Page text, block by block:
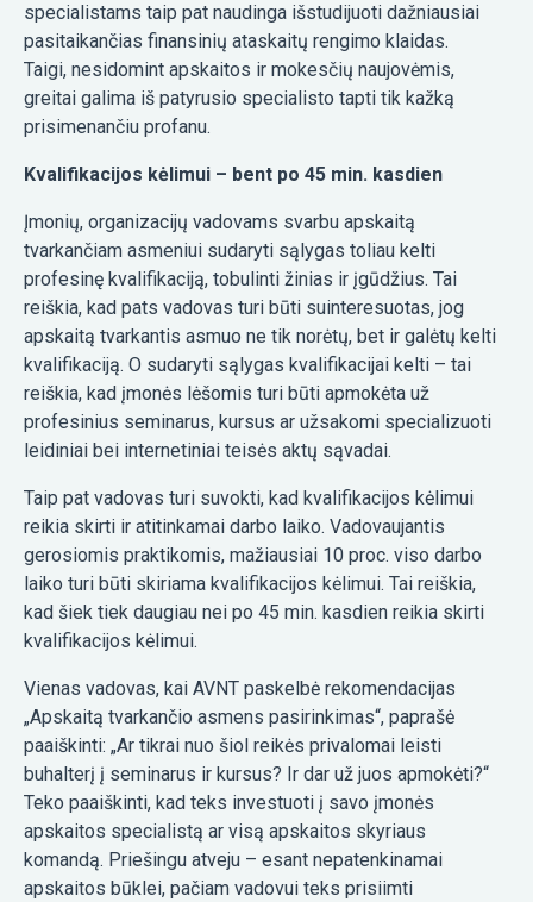
specialistams taip pat naudinga išstudijuoti dažniausiai
pasitaikančias finansinių ataskaitų rengimo klaidas.
Taigi, nesidomint apskaitos ir mokesčių naujovėmis,
greitai galima iš patyrusio specialisto tapti tik kažką
prisimenančiu profanu.
Kvalifikacijos kėlimui – bent po 45 min. kasdien
Įmonių, organizacijų vadovams svarbu apskaitą
tvarkančiam asmeniui sudaryti sąlygas toliau kelti
profesinę kvalifikaciją, tobulinti žinias ir įgūdžius. Tai
reiškia, kad pats vadovas turi būti suinteresuotas, jog
apskaitą tvarkantis asmuo ne tik norėtų, bet ir galėtų kelti
kvalifikaciją. O sudaryti sąlygas kvalifikacijai kelti – tai
reiškia, kad įmonės lėšomis turi būti apmokėta už
profesinius seminarus, kursus ar užsakomi specializuoti
leidiniai bei internetiniai teisės aktų sąvadai.
Taip pat vadovas turi suvokti, kad kvalifikacijos kėlimui
reikia skirti ir atitinkamai darbo laiko. Vadovaujantis
gerosiomis praktikomis, mažiausiai 10 proc. viso darbo
laiko turi būti skiriama kvalifikacijos kėlimui. Tai reiškia,
kad šiek tiek daugiau nei po 45 min. kasdien reikia skirti
kvalifikacijos kėlimui.
Vienas vadovas, kai AVNT paskelbė rekomendacijas
„Apskaitą tvarkančio asmens pasirinkimas“, paprašė
paaiškinti: „Ar tikrai nuo šiol reikės privalomai leisti
buhalterį į seminarus ir kursus? Ir dar už juos apmokėti?“
Teko paaiškinti, kad teks investuoti į savo įmonės
apskaitos specialistą ar visą apskaitos skyriaus
komandą. Priešingu atveju – esant nepatenkinamai
apskaitos būklei, pačiam vadovui teks prisiimti